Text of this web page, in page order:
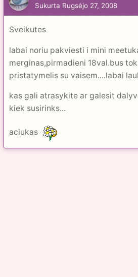
Sukurta Rugsėjo 27, 2008
Sveikutes
labai noriu pakviesti i mini
merginas,pirmadieni 18val.bus
pristatymelis su vaisem....labai
kas gali atrasykite ar galesit
kiek susirinks...
aciukas